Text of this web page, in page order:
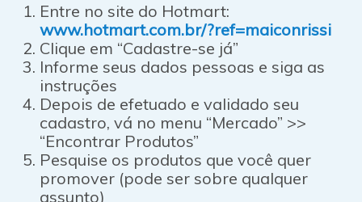
Entre no site do Hotmart:
www.hotmart.com.br/?ref=maiconrissi
Clique em “Cadastre-se já”
Informe seus dados pessoas e siga as
instruções
Depois de efetuado e validado seu
cadastro, vá no menu “Mercado” >>
“Encontrar Produtos”
Pesquise os produtos que você quer
promover (pode ser sobre qualquer
assunto)